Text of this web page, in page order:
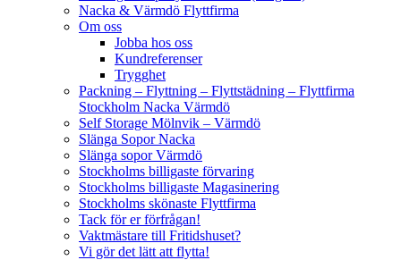
Nacka & Värmdö Flyttfirma
Om oss
Jobba hos oss
Kundreferenser
Trygghet
Packning – Flyttning – Flyttstädning – Flyttfirma
Stockholm Nacka Värmdö
Self Storage Mölnvik – Värmdö
Slänga Sopor Nacka
Slänga sopor Värmdö
Stockholms billigaste förvaring
Stockholms billigaste Magasinering
Stockholms skönaste Flyttfirma
Tack för er förfrågan!
Vaktmästare till Fritidshuset?
Vi gör det lätt att flytta!